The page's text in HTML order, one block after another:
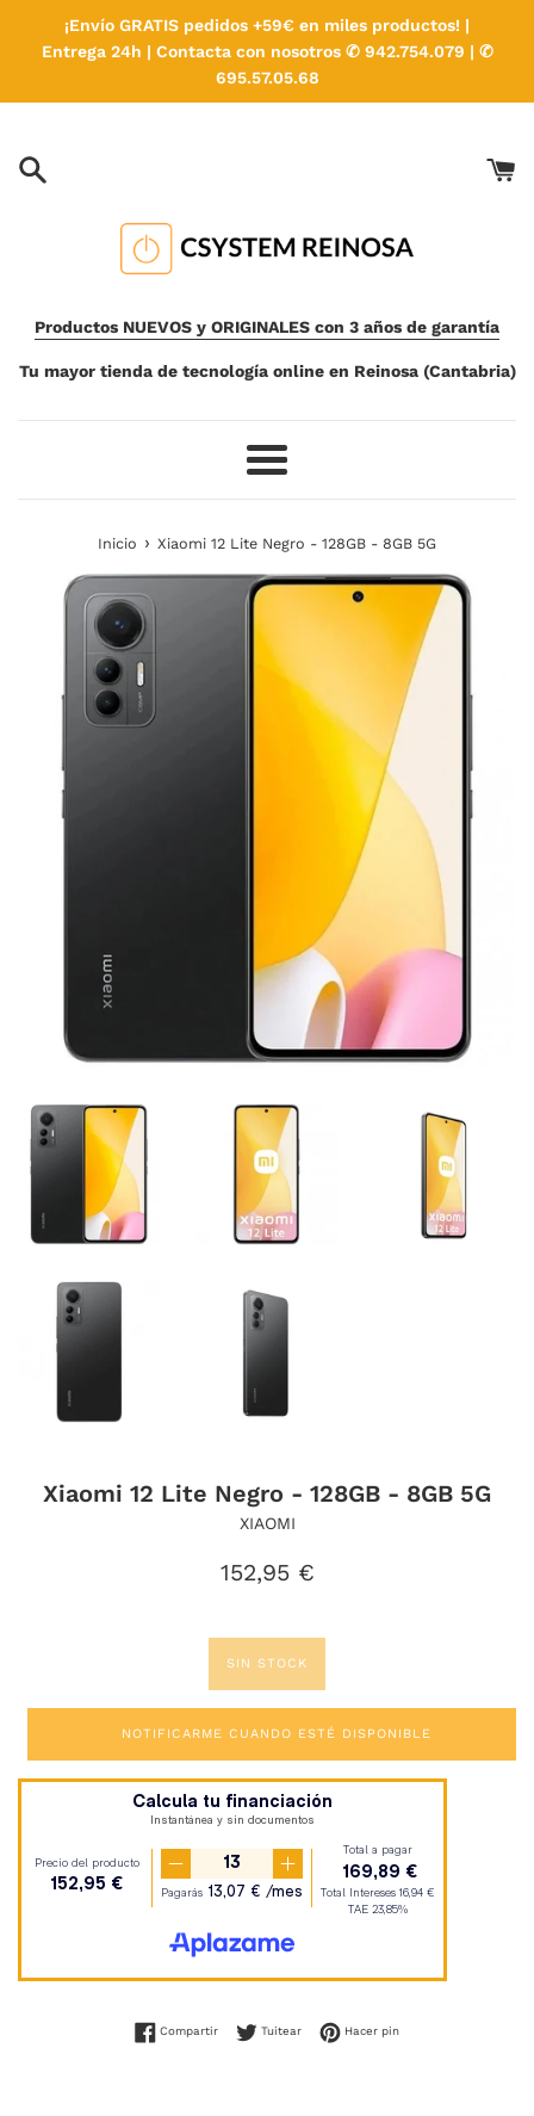
directamente
¡Envío GRATIS pedidos +59€ en miles productos! |
Entrega 24h | Contacta con nosotros ✆ 942.754.079 | ✆
695.57.05.68
Productos NUEVOS y ORIGINALES con 3 años de garantía
Tu mayor tienda de tecnología online en Reinosa (Cantabria)
Más
Inicio › Xiaomi 12 Lite Negro - 128GB - 8GB 5G
Xiaomi 12 Lite Negro - 128GB - 8GB 5G
XIAOMI
Precio
152,95 €
SIN STOCK
NOTIFICARME CUANDO ESTÉ DISPONIBLE
CompartirCompartir en Facebook
TuitearTuitear en Twitter
Hacer pinPinear en Pinterest